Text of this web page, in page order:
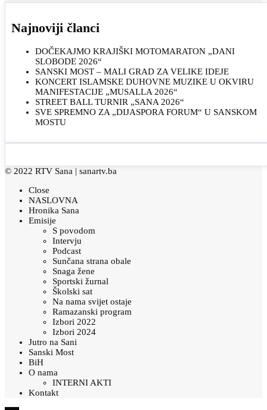
Najnoviji članci
DOČEKAJMO KRAJIŠKI MOTOMARATON „DANI
SLOBODE 2026“
SANSKI MOST – MALI GRAD ZA VELIKE IDEJE
KONCERT ISLAMSKE DUHOVNE MUZIKE U OKVIRU
MANIFESTACIJE „MUSALLA 2026“
STREET BALL TURNIR „SANA 2026“
SVE SPREMNO ZA „DIJASPORA FORUM“ U SANSKOM
MOSTU
© 2022 RTV Sana | sanartv.ba
Close
NASLOVNA
Hronika Sana
Emisije
S povodom
Intervju
Podcast
Sunčana strana obale
Snaga žene
Sportski žurnal
Školski sat
Na nama svijet ostaje
Ramazanski program
Izbori 2022
Izbori 2024
Jutro na Sani
Sanski Most
BiH
O nama
INTERNI AKTI
Kontakt